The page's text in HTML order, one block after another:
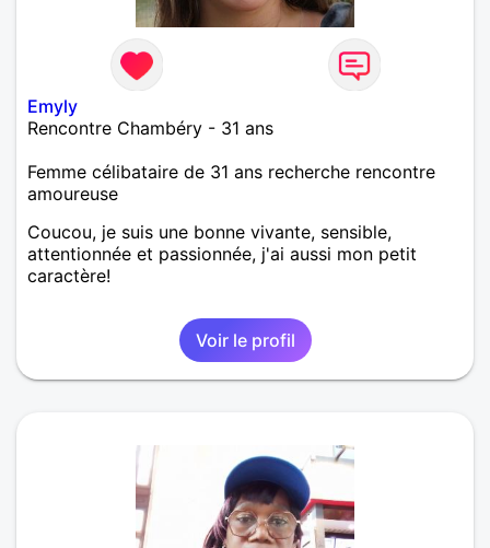
Emyly
Rencontre Chambéry - 31 ans
Femme célibataire de 31 ans recherche rencontre
amoureuse
Coucou, je suis une bonne vivante, sensible,
attentionnée et passionnée, j'ai aussi mon petit
caractère!
Voir le profil